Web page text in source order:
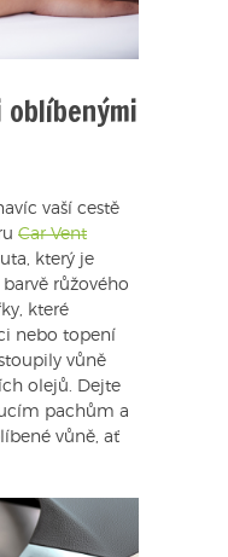
vaší cestě
Car Vent
který je
růžového
které
nebo topení
vůně
olejů. Dejte
pachům a
vůně, ať